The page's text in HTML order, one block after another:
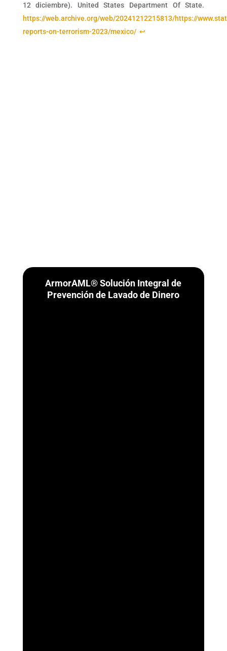
12 diciembre). United States Department Of State.
https://web.archive.org/web/20241212215813/https://
reports-on-terrorism-2023/mexico/ ↩︎
ArmorAML® Solución Integral de
Prevención de Lavado de Dinero